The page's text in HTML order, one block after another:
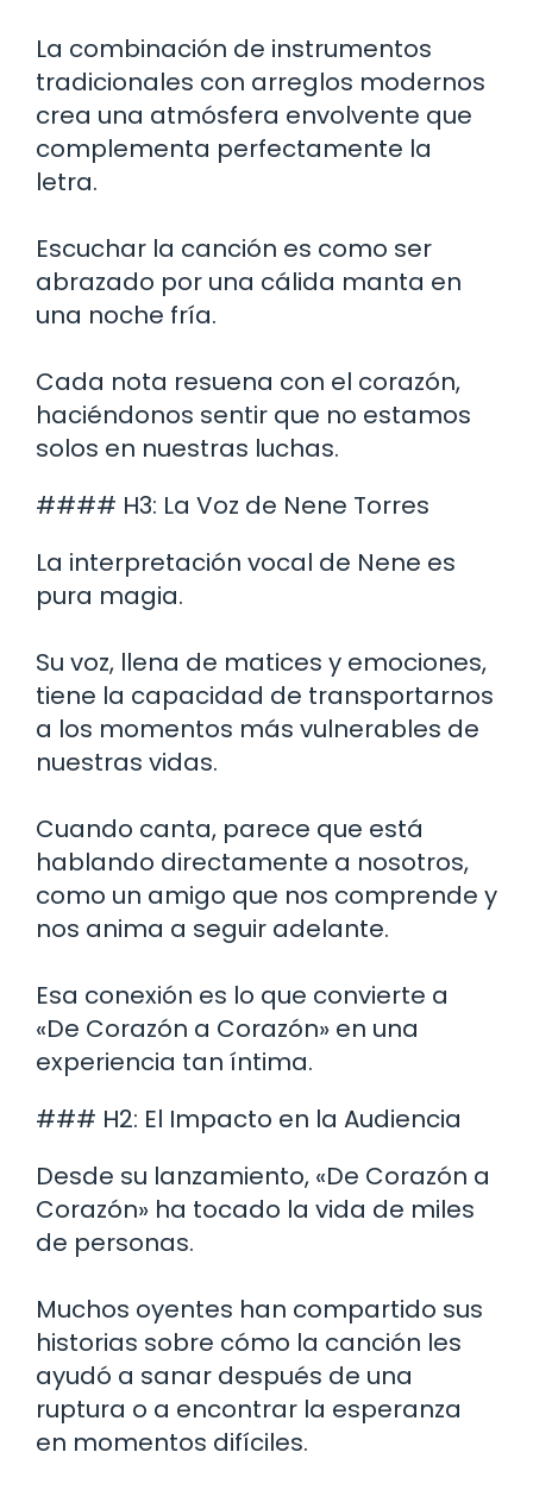
La combinación de instrumentos
tradicionales con arreglos modernos
crea una atmósfera envolvente que
complementa perfectamente la
letra.
Escuchar la canción es como ser
abrazado por una cálida manta en
una noche fría.
Cada nota resuena con el corazón,
haciéndonos sentir que no estamos
solos en nuestras luchas.
#### H3: La Voz de Nene Torres
La interpretación vocal de Nene es
pura magia.
Su voz, llena de matices y emociones,
tiene la capacidad de transportarnos
a los momentos más vulnerables de
nuestras vidas.
Cuando canta, parece que está
hablando directamente a nosotros,
como un amigo que nos comprende y
nos anima a seguir adelante.
Esa conexión es lo que convierte a
«De Corazón a Corazón» en una
experiencia tan íntima.
### H2: El Impacto en la Audiencia
Desde su lanzamiento, «De Corazón a
Corazón» ha tocado la vida de miles
de personas.
Muchos oyentes han compartido sus
historias sobre cómo la canción les
ayudó a sanar después de una
ruptura o a encontrar la esperanza
en momentos difíciles.